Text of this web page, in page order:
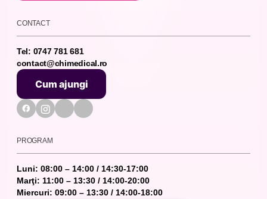
CONTACT
Tel: 0747 781 681
contact@chimedical.ro
Cum ajungi
Cum ajungi
PROGRAM
Luni: 08:00 – 14:00 / 14:30-17:00
Marţi: 11:00 – 13:30 / 14:00-20:00
Miercuri: 09:00 – 13:30 / 14:00-18:00